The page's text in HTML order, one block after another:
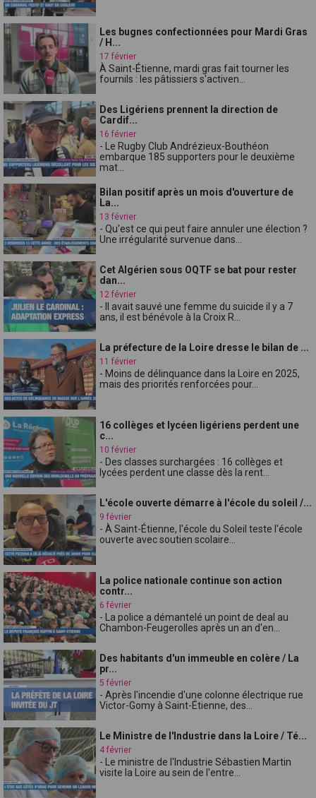
Les bugnes confectionnées pour Mardi Gras
/ H...
17 février
À Saint-Étienne, mardi gras fait tourner les
fournils : les pâtissiers s'activen...
Des Ligériens prennent la direction de
Cardif...
16 février
- Le Rugby Club Andrézieux-Bouthéon
embarque 185 supporters pour le deuxième
mat...
Bilan positif après un mois d'ouverture de
La...
13 février
- Qu'est ce qui peut faire annuler une élection ?
Une irrégularité survenue dans...
Cet Algérien sous OQTF se bat pour rester
dan...
12 février
- Il avait sauvé une femme du suicide il y a 7
ans, il est bénévole à la Croix R...
La préfecture de la Loire dresse le bilan de ...
11 février
- Moins de délinquance dans la Loire en 2025,
mais des priorités renforcées pour...
16 collèges et lycéen ligériens perdent une
c...
10 février
- Des classes surchargées : 16 collèges et
lycées perdent une classe dès la rent...
L'école ouverte démarre à l'école du soleil /...
9 février
- À Saint-Étienne, l'école du Soleil teste l'école
ouverte avec soutien scolaire...
La police nationale continue son action
contr...
6 février
- La police a démantelé un point de deal au
Chambon-Feugerolles après un an d'en...
Des habitants d'un immeuble en colère / La
pr...
5 février
- Après l'incendie d'une colonne électrique rue
Victor-Gomy à Saint-Étienne, des...
Le Ministre de l'Industrie dans la Loire / Té...
4 février
- Le ministre de l'Industrie Sébastien Martin
visite la Loire au sein de l'entre...